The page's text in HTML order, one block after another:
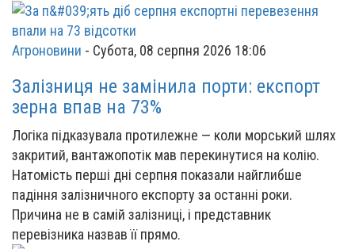
Агроновини - Субота, 08 серпня 2026 18:06
Залізниця не замінила порти: експорт
зерна впав на 73%
Логіка підказувала протилежне — коли морський шлях
закритий, вантажопотік мав перекинутися на колію.
Натомість перші дні серпня показали найглибше
падіння залізничного експорту за останні роки.
Причина не в самій залізниці, і представник
перевізника назвав її прямо.